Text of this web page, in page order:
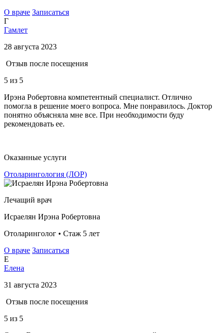
О враче Записаться
Г
Гамлет
28 августа 2023
Отзыв после посещения
5 из 5
Ирэна Робертовна компетентный специалист. Отлично
помогла в решение моего вопроса. Мне понравилось. Доктор
понятно объясняла мне все. При необходимости буду
рекомендовать ее.
Оказанные услуги
Отоларингология (ЛОР)
Лечащий врач
Исраелян Ирэна Робертовна
Отоларинголог • Стаж 5 лет
О враче Записаться
Е
Елена
31 августа 2023
Отзыв после посещения
5 из 5